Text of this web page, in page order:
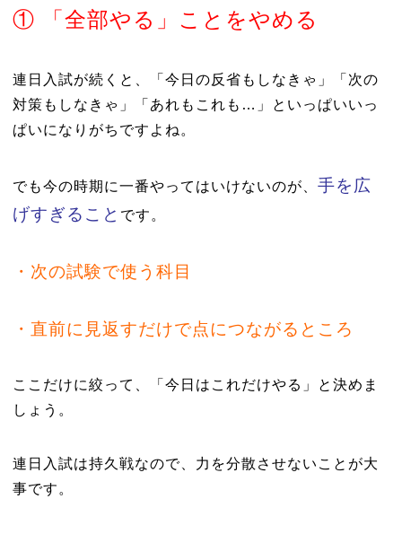
① 「全部やる」ことをやめる
連日入試が続くと、「今日の反省もしなきゃ」「次の
対策もしなきゃ」「あれもこれも…」といっぱいいっ
ぱいになりがちですよね。
でも今の時期に一番やってはいけないのが、 手を広
げすぎること です。
・次の試験で使う科目
・直前に見返すだけで点につながるところ
ここだけに絞って、「今日はこれだけやる」と決めま
しょう。
連日入試は持久戦なので、力を分散させないことが大
事です。